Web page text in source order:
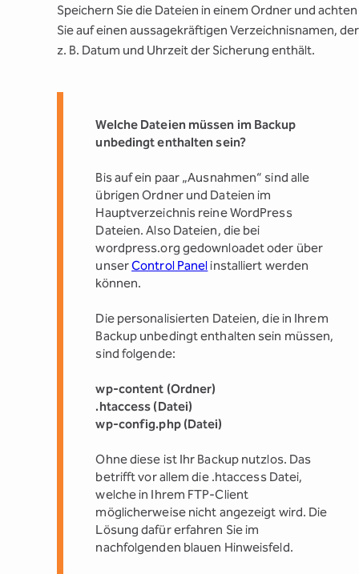
Speichern Sie die Dateien in einem Ordner und achten
Sie auf einen aussagekräftigen Verzeichnisnamen, der
z. B. Datum und Uhrzeit der Sicherung enthält.
Welche Dateien müssen im Backup
unbedingt enthalten sein?
Bis auf ein paar „Ausnahmen“ sind alle
übrigen Ordner und Dateien im
Hauptverzeichnis reine WordPress
Dateien. Also Dateien, die bei
wordpress.org gedownloadet oder über
unserControl Panel installiert werden
können.
Die personalisierten Dateien, die in Ihrem
Backup unbedingt enthalten sein müssen,
sind folgende:
wp-content (Ordner)
.htaccess (Datei)
wp-config.php (Datei)
Ohne diese ist Ihr Backup nutzlos. Das
betrifft vor allem die .htaccess Datei,
welche in Ihrem FTP-Client
möglicherweise nicht angezeigt wird. Die
Lösung dafür erfahren Sie im
nachfolgenden blauen Hinweisfeld.